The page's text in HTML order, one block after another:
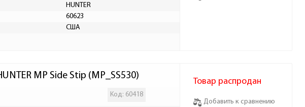
HUNTER
60623
США
MP Side Stip (MP_SS530)
Код: 60418
Товар распродан
Добавить к сравнению